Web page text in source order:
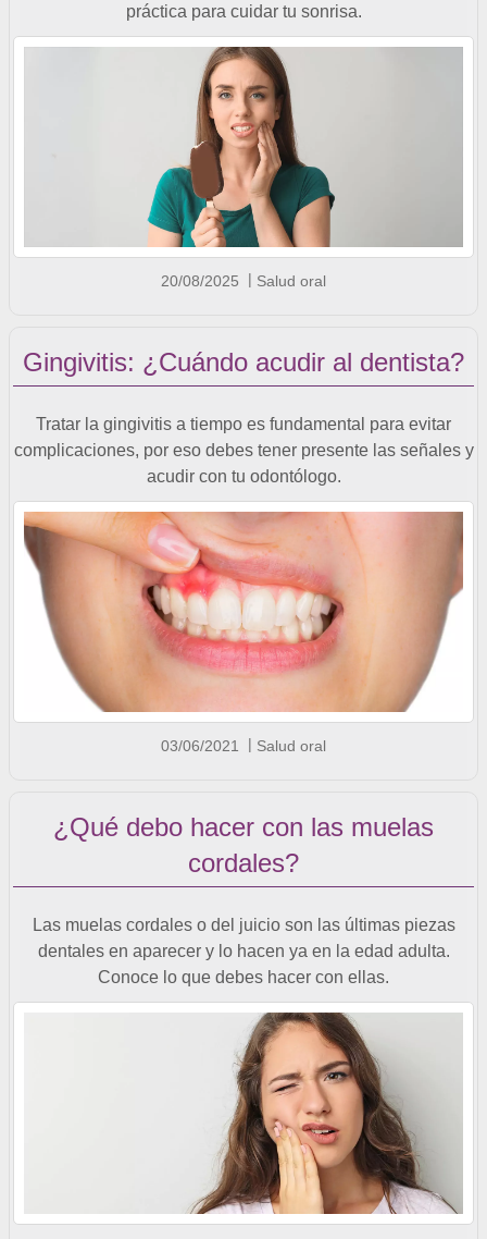
práctica para cuidar tu sonrisa.
20/08/2025 Salud oral
Gingivitis: ¿Cuándo acudir al dentista?
Tratar la gingivitis a tiempo es fundamental para evitar
complicaciones, por eso debes tener presente las señales y
acudir con tu odontólogo.
03/06/2021 Salud oral
¿Qué debo hacer con las muelas
cordales?
Las muelas cordales o del juicio son las últimas piezas
dentales en aparecer y lo hacen ya en la edad adulta.
Conoce lo que debes hacer con ellas.